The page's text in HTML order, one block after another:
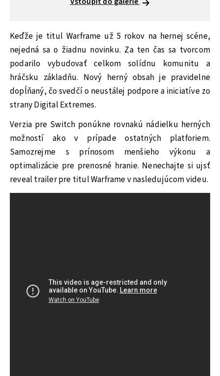
Keďže je titul Warframe už 5 rokov na hernej scéne,
nejedná sa o žiadnu novinku. Za ten čas sa tvorcom
podarilo vybudovať celkom solídnu komunitu a
hráčsku základňu. Nový herný obsah je pravidelne
dopĺňaný, čo svedčí o neustálej podpore a iniciatíve zo
strany Digital Extremes.
Verzia pre Switch ponúkne rovnakú nádielku herných
možností ako v prípade ostatných platforiem.
Samozrejme s prínosom menšieho výkonu a
optimalizácie pre prenosné hranie. Nenechajte si ujsť
reveal trailer pre titul Warframe v nasledujúcom videu.